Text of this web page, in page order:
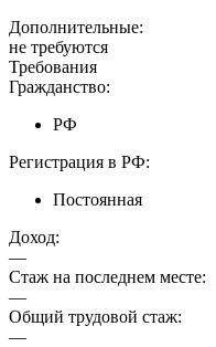
Дополнительные:
не требуются
Требования
Гражданство:
РФ
Регистрация в РФ:
Постоянная
Доход:
—
Стаж на последнем месте:
—
Общий трудовой стаж:
—